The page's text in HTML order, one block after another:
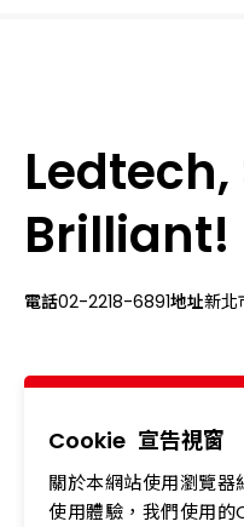
Brilliant!
電話02-2218-6891地址新北
關於我們
產品專區
投資人專區
Cookie 宣告視窗
關於本網站使用瀏覽
使用體驗，我們使用